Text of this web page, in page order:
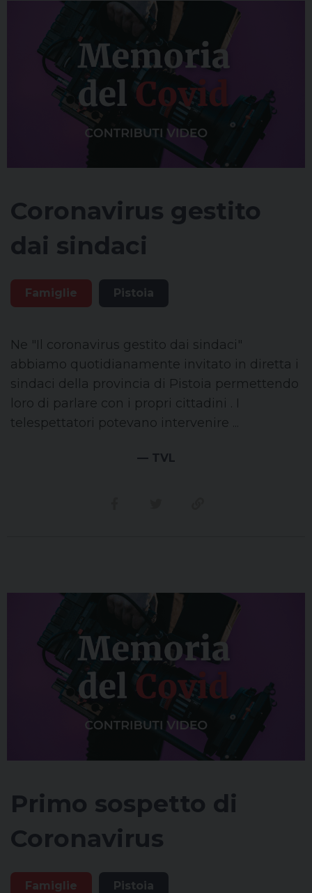
Coronavirus gestito
dai sindaci
Famiglie Pistoia
Ne "Il coronavirus gestito dai sindaci"
abbiamo quotidianamente invitato in diretta i
sindaci della provincia di Pistoia permettendo
loro di parlare con i propri cittadini . I
telespettatori potevano intervenire ...
— TVL
Primo sospetto di
Coronavirus
Famiglie Pistoia